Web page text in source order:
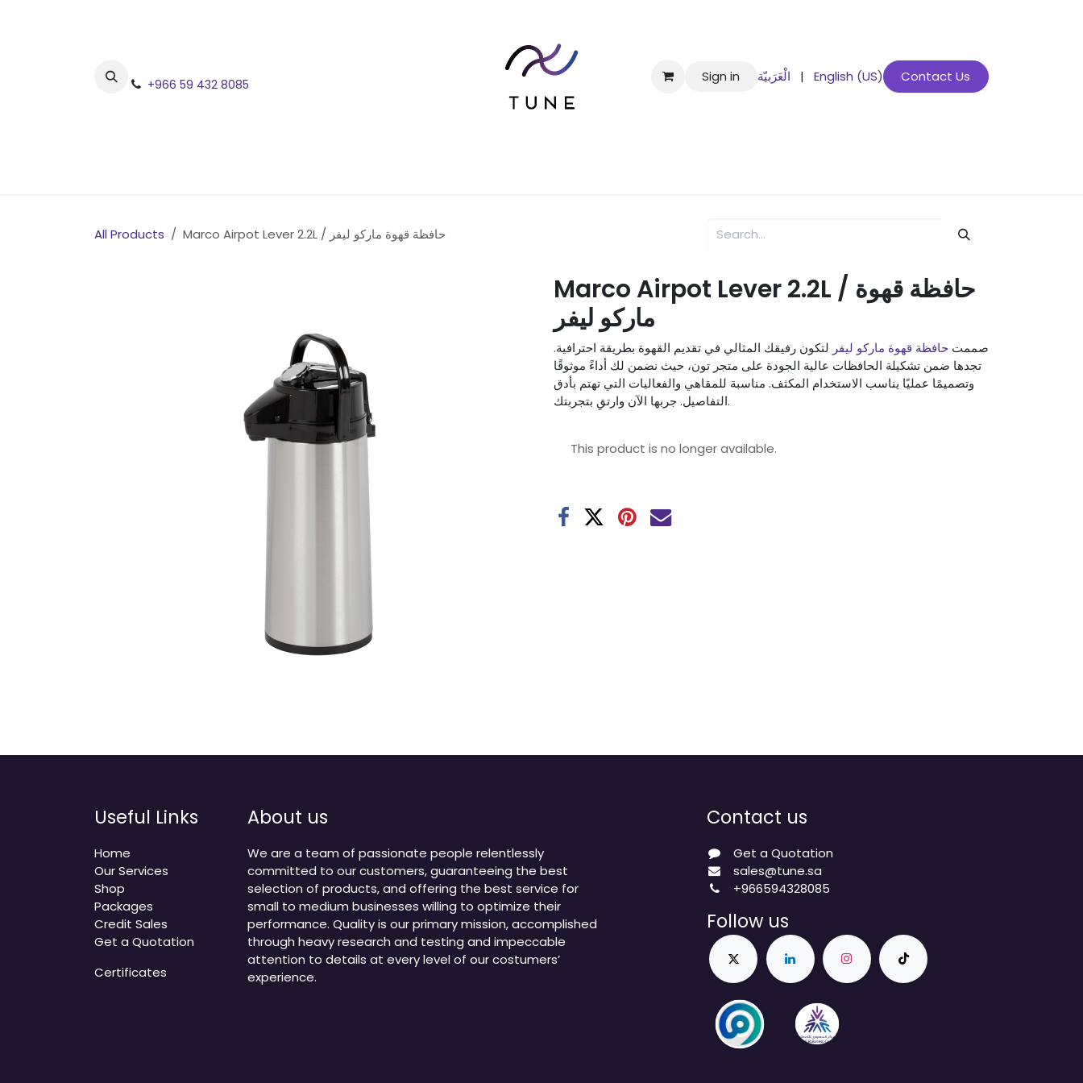
+966 59 432 8085 Sign in الْعَرَبيّة | English (US) Contact Us
All Products Marco Airpot Lever 2.2L / حافظة قهوة ماركو ليفر
Marco Airpot Lever 2.2L / حافظة قهوة
ماركو ليفر
صممت حافظة قهوة ماركو ليفر لتكون رفيقك المثالي في تقديم القهوة بطريقة احترافية.
تجدها ضمن تشكيلة الحافظات عالية الجودة على متجر تون، حيث نضمن لك أداءً موثوقًا
وتصميمًا عمليًا يناسب الاستخدام المكثف. مناسبة للمقاهي والفعاليات التي تهتم بأدق
التفاصيل. جربها الآن وارتقِ بتجربتك.
This product is no longer available.
Useful Links
Home
Our Services
Shop
Packages
Credit Sales
Get a Quotation
Certificates
About us
We are a team of passionate people relentlessly
committed to our customers, guaranteeing the best
selection of products, and offering the best service for
small to medium businesses willing to optimize their
performance. Quality is our primary mission, accomplished
through heavy research and testing and impeccable
attention to details at every level of our costumers’
experience.
Contact us
Get a Quotation
sales@tune.sa
+966594328085
Follow us